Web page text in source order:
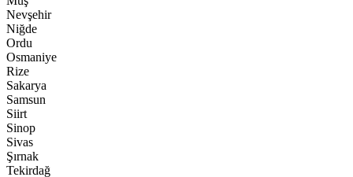
Nevşehir
Niğde
Ordu
Osmaniye
Rize
Sakarya
Samsun
Siirt
Sinop
Sivas
Şırnak
Tekirdağ